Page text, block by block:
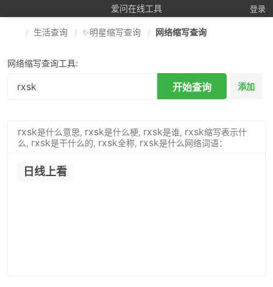
爱问在线工具 登录
生活查询 ✨明星缩写查询 网络缩写查询
网络缩写查询工具:
开始查询 添加
rxsk是什么意思, rxsk是什么梗, rxsk是谁, rxsk缩写表示什
么, rxsk是干什么的, rxsk全称, rxsk是什么网络词语：
日线上看